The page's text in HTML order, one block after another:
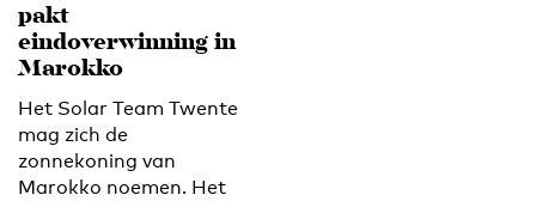
pakt
eindoverwinning in
Marokko
Het Solar Team Twente
mag zich de
zonnekoning van
Marokko noemen. Het